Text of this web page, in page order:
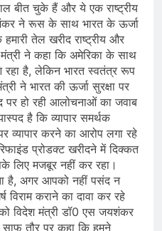
चुके हैं और ये एक राष्ट्रीय
ने रूस के साथ भारत के ऊर्जा
तेल खरीद राष्ट्रीय और
मंत्री ने कहा कि अमेरिका के साथ
रहा है, लेकिन भारत स्वतंत्र रूप
ने भारत की ऊर्जा सुरक्षा पर
हो रही आलोचनाओं का जवाब
है कि व्यापार समर्थक
व्यापार करने का आरोप लगा रहे
प्रोडक्ट खरीदने में दिक्कत
लिए मजबूर नहीं कर रहा।
है, अगर आपको नहीं पसंद न
विराम कराने का दावा कर रहे
को विदेश मंत्री डॉ0 एस जयशंकर
तौर पर कहा कि हमने